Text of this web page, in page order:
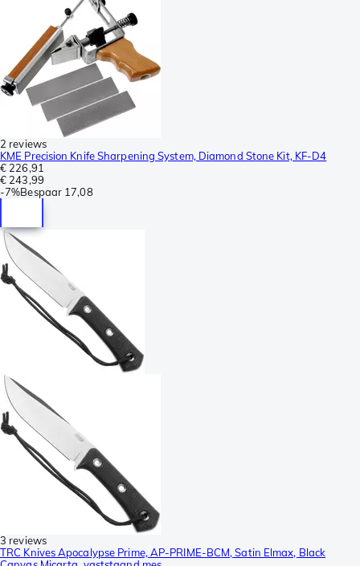
2 reviews
KME Precision Knife Sharpening System, Diamond Stone Kit, KF-D4
€ 226,91
€ 243,99
-7%Bespaar 17,08
3 reviews
TRC Knives Apocalypse Prime, AP-PRIME-BCM, Satin Elmax, Black